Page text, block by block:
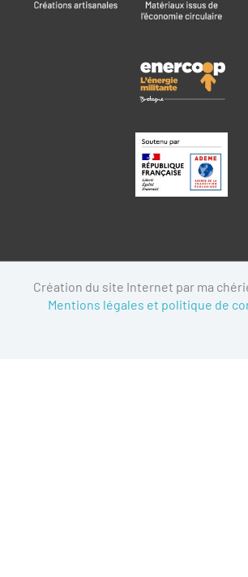
Création du site Internet par ma
Mentions légales et politique de